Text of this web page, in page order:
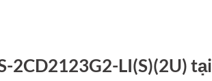
2CD2123G2-LI(S)(2U) tại